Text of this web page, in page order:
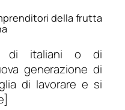
della frutta
di italiani o di
generazione di
di lavorare e si